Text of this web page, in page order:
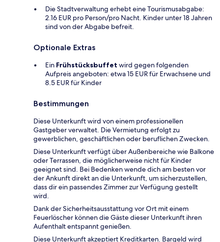
Die Stadtverwaltung erhebt eine Tourismusabgabe:
2.16 EUR pro Person/pro Nacht. Kinder unter 18 Jahren
sind von der Abgabe befreit.
Optionale Extras
Ein Frühstücksbuffet wird gegen folgenden
Aufpreis angeboten: etwa 15 EUR für Erwachsene und
8.5 EUR für Kinder
Bestimmungen
Diese Unterkunft wird von einem professionellen
Gastgeber verwaltet. Die Vermietung erfolgt zu
gewerblichen, geschäftlichen oder beruflichen Zwecken.
Diese Unterkunft verfügt über Außenbereiche wie Balkone
oder Terrassen, die möglicherweise nicht für Kinder
geeignet sind. Bei Bedenken wende dich am besten vor
der Ankunft direkt an die Unterkunft, um sicherzustellen,
dass dir ein passendes Zimmer zur Verfügung gestellt
wird.
Dank der Sicherheitsausstattung vor Ort mit einem
Feuerlöscher können die Gäste dieser Unterkunft ihren
Aufenthalt entspannt genießen.
Diese Unterkunft akzeptiert Kreditkarten. Bargeld wird